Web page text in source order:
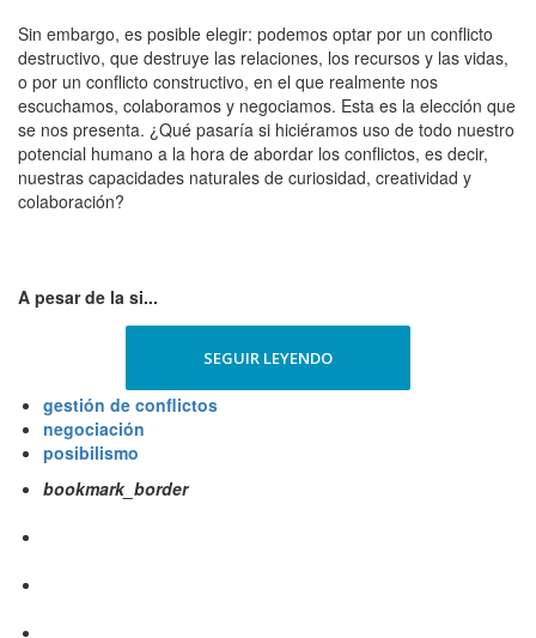
Sin embargo, es posible elegir: podemos optar por un conflicto
destructivo, que destruye las relaciones, los recursos y las vidas,
o por un conflicto constructivo, en el que realmente nos
escuchamos, colaboramos y negociamos. Esta es la elección que
se nos presenta. ¿Qué pasaría si hiciéramos uso de todo nuestro
potencial humano a la hora de abordar los conflictos, es decir,
nuestras capacidades naturales de curiosidad, creatividad y
colaboración?
A pesar de la si...
SEGUIR LEYENDO
gestión de conflictos
negociación
posibilismo
bookmark_border